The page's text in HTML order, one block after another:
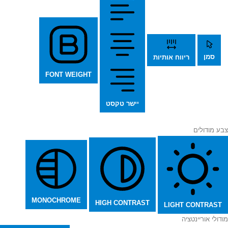
סמן ריווח אותיות
יישר טקסט
FONT WEIGHT
צבע מודולים
LIGHT CONTRAST
HIGH CONTRAST
MONOCHROME
מודולי אוריינטציה